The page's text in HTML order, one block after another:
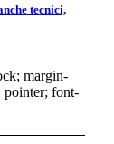
tecnici,
margin-
pointer; font-